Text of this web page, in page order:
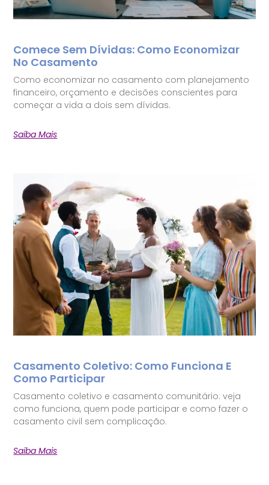
Comece Sem Dívidas: Como Economizar
No Casamento
Como economizar no casamento com planejamento
financeiro, orçamento e decisões conscientes para
começar a vida a dois sem dívidas.
Saiba Mais
Casamento Coletivo: Como Funciona E
Como Participar
Casamento coletivo e casamento comunitário: veja
como funciona, quem pode participar e como fazer o
casamento civil sem complicação.
Saiba Mais